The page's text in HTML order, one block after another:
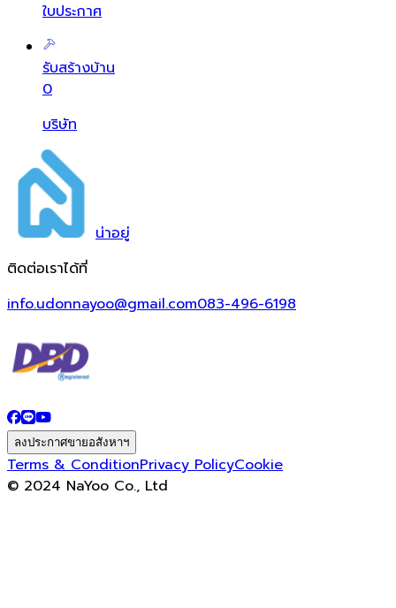
ใบประกาศ
รับสร้างบ้าน
0
บริษัท
น่าอยู่
ติดต่อเราได้ที่
info.udonnayoo@gmail.com083-496-6198
ลงประกาศขายอสังหาฯ
Terms & ConditionPrivacy PolicyCookie
© 2024 NaYoo Co., Ltd